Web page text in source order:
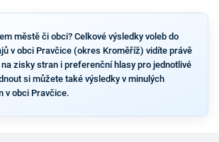
městě či obci? Celkové výsledky voleb do
v obci Pravčice (okres Kroměříž) vidíte právě
zisky stran i preferenční hlasy pro jednotlivé
si můžete také výsledky v minulých
v obci Pravčice.